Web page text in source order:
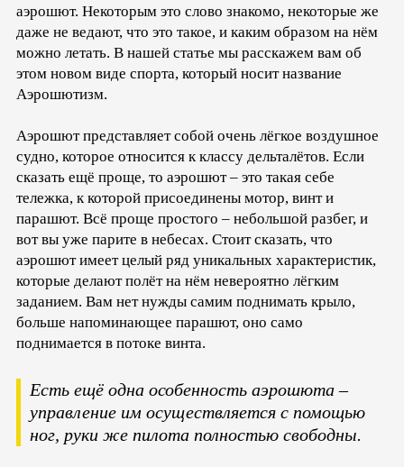
аэрошют. Некоторым это слово знакомо, некоторые же
даже не ведают, что это такое, и каким образом на нём
можно летать. В нашей статье мы расскажем вам об
этом новом виде спорта, который носит название
Аэрошютизм.
Аэрошют представляет собой очень лёгкое воздушное
судно, которое относится к классу дельталётов. Если
сказать ещё проще, то аэрошют – это такая себе
тележка, к которой присоединены мотор, винт и
парашют. Всё проще простого – небольшой разбег, и
вот вы уже парите в небесах. Стоит сказать, что
аэрошют имеет целый ряд уникальных характеристик,
которые делают полёт на нём невероятно лёгким
заданием. Вам нет нужды самим поднимать крыло,
больше напоминающее парашют, оно само
поднимается в потоке винта.
Есть ещё одна особенность аэрошюта –
управление им осуществляется с помощью
ног, руки же пилота полностью свободны.